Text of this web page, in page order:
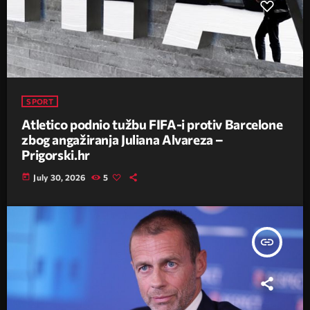
SPORT
Atletico podnio tužbu FIFA-i protiv Barcelone
zbog angažiranja Juliana Alvareza –
Prigorski.hr
today July 30, 2026 5
insert_link